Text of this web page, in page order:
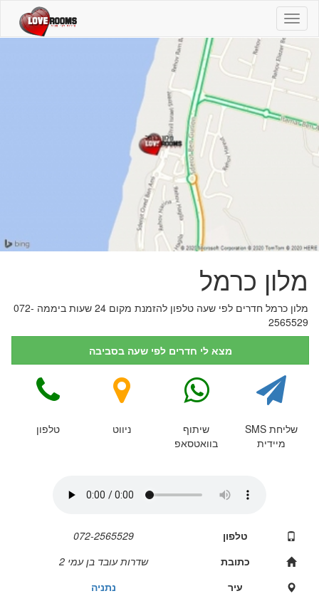
מלון
כרמל
-
072-
2565529
-
חדרים
לפי
מלון כרמל
מלון כרמל חדרים לפי שעה טלפון להזמנת מקום 24 שעות ביממה 072-
2565529
מצא לי חדרים לפי שעה בסביבה
שליחת SMS
מיידית
שיתוף
בוואטסאפ
ניווט טלפון
טלפון
072-2565529
כתובת
שדרות עובד בן עמי 2
עיר
נתניה